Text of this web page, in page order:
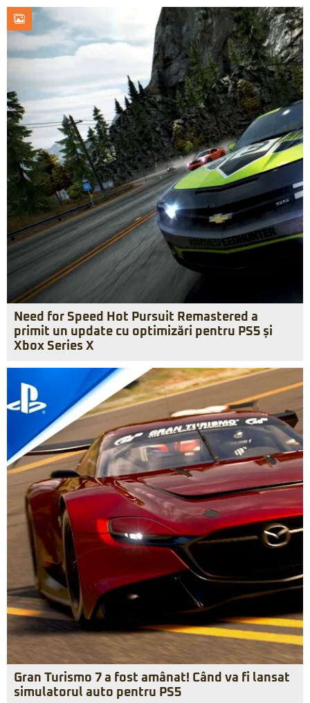
Need for Speed Hot Pursuit Remastered a
primit un update cu optimizări pentru PS5 și
Xbox Series X
Gran Turismo 7 a fost amânat! Când va fi lansat
simulatorul auto pentru PS5